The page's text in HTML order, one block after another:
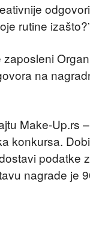
rutine
na
Make-Up.rs
konkursa.
podatke
nagrade je